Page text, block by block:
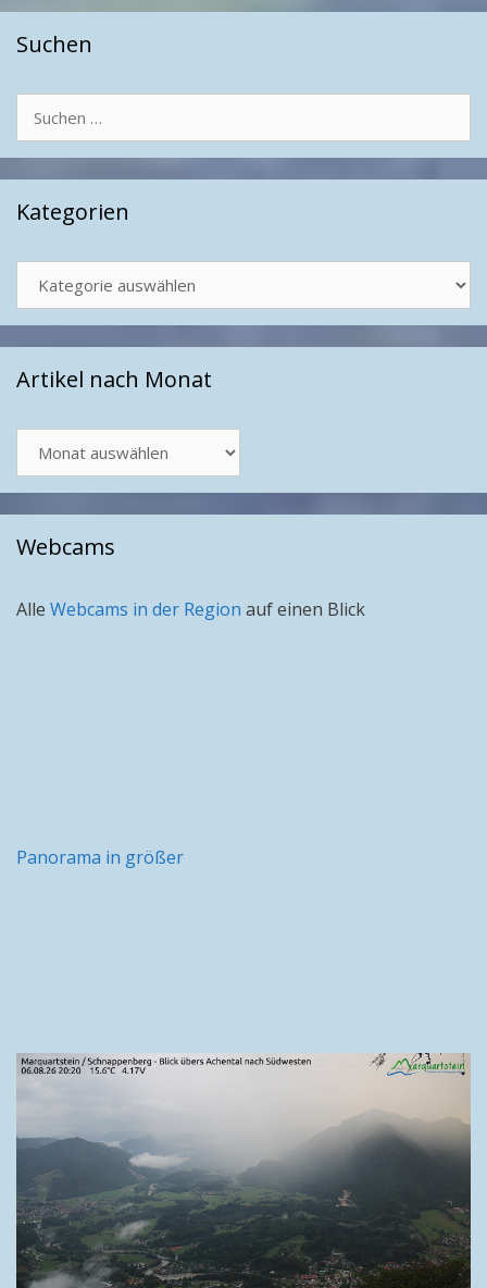
Suchen
nach:
Kategorien
Artikel nach Monat
nach
Monat
Webcams
Alle Webcams in der Region auf einen Blick
Panorama in größer